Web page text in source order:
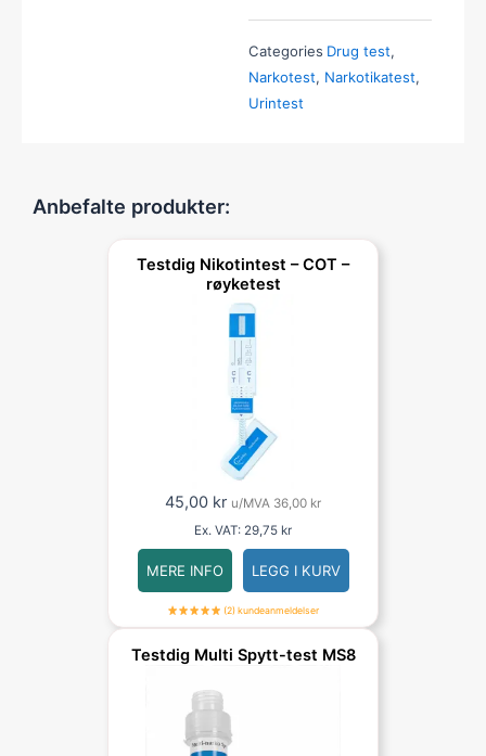
Categories Drug test,
Narkotest, Narkotikatest,
Urintest
Anbefalte produkter:
Testdig Nikotintest – COT –
røyketest
45,00 kr u/MVA 36,00 kr
Ex. VAT: 29,75 kr
MERE INFO LEGG I KURV
(2) kundeanmeldelser
Testdig Multi Spytt-test MS8